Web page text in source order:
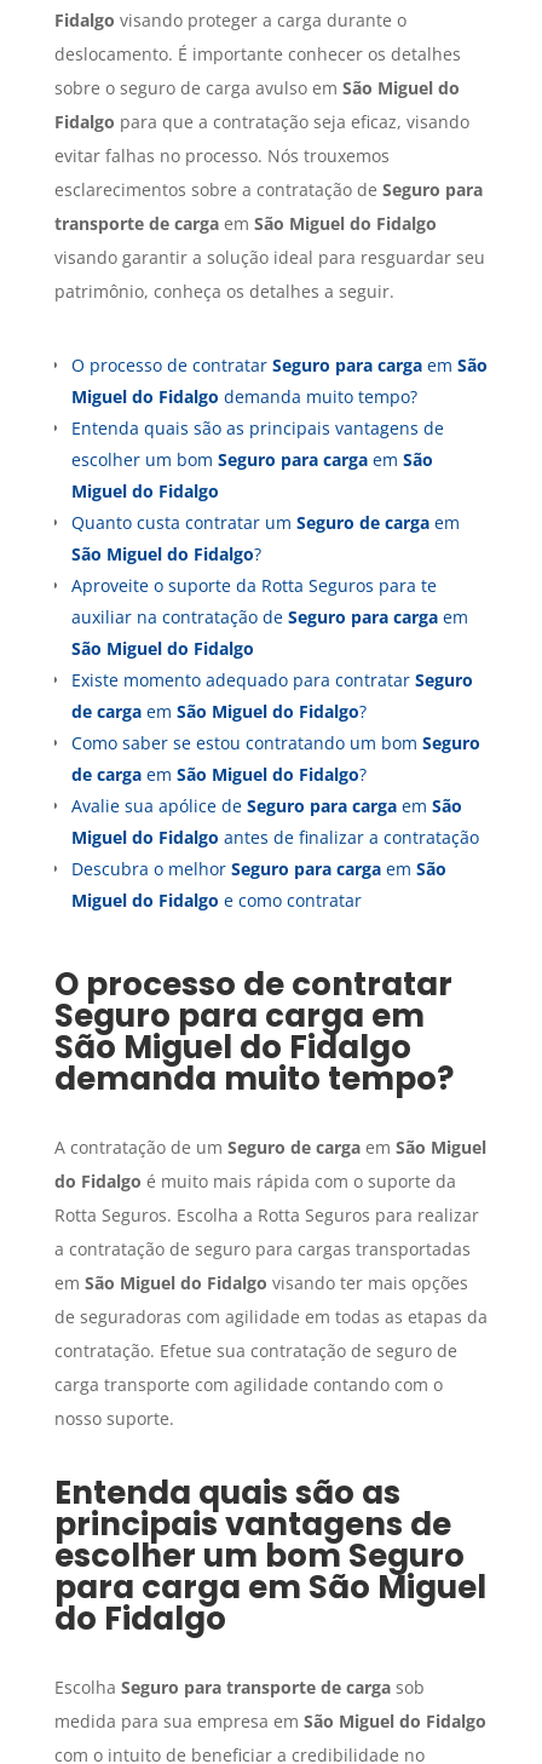
Fidalgo visando proteger a carga durante o
deslocamento. É importante conhecer os detalhes
sobre o seguro de carga avulso em São Miguel do
Fidalgo para que a contratação seja eficaz, visando
evitar falhas no processo. Nós trouxemos
esclarecimentos sobre a contratação de Seguro para
transporte de cargaem São Miguel do Fidalgo
visando garantir a solução ideal para resguardar seu
patrimônio, conheça os detalhes a seguir.
O processo de contratar Seguro para cargaem São
Miguel do Fidalgo demanda muito tempo?
Entenda quais são as principais vantagens de
escolher um bom Seguro para cargaem São
Miguel do Fidalgo
Quanto custa contratar um Seguro de cargaem
São Miguel do Fidalgo?
Aproveite o suporte da Rotta Seguros para te
auxiliar na contratação de Seguro para cargaem
São Miguel do Fidalgo
Existe momento adequado para contratar Seguro
de cargaem São Miguel do Fidalgo?
Como saber se estou contratando um bom Seguro
de cargaem São Miguel do Fidalgo?
Avalie sua apólice de Seguro para cargaem São
Miguel do Fidalgo antes de finalizar a contratação
Descubra o melhor Seguro para cargaem São
Miguel do Fidalgo e como contratar
O processo de contratar
Seguro para carga em
São Miguel do Fidalgo
demanda muito tempo?
A contratação de um Seguro de cargaem São Miguel
do Fidalgo é muito mais rápida com o suporte da
Rotta Seguros. Escolha a Rotta Seguros para realizar
a contratação de seguro para cargas transportadas
em São Miguel do Fidalgo visando ter mais opções
de seguradoras com agilidade em todas as etapas da
contratação. Efetue sua contratação de seguro de
carga transporte com agilidade contando com o
nosso suporte.
Entenda quais são as
principais vantagens de
escolher um bomSeguro
para carga em São Miguel
do Fidalgo
Escolha Seguro para transporte de cargasob
medida para sua empresa em São Miguel do Fidalgo
com o intuito de beneficiar a credibilidade no